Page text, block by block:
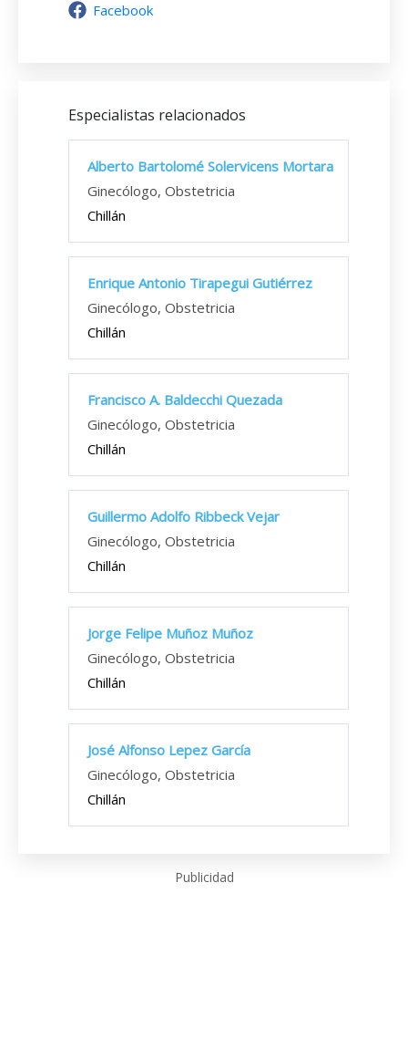
Facebook
Especialistas relacionados
Alberto Bartolomé Solervicens Mortara
Ginecólogo, Obstetricia
Chillán
Enrique Antonio Tirapegui Gutiérrez
Ginecólogo, Obstetricia
Chillán
Francisco A. Baldecchi Quezada
Ginecólogo, Obstetricia
Chillán
Guillermo Adolfo Ribbeck Vejar
Ginecólogo, Obstetricia
Chillán
Jorge Felipe Muñoz Muñoz
Ginecólogo, Obstetricia
Chillán
José Alfonso Lepez García
Ginecólogo, Obstetricia
Chillán
Publicidad